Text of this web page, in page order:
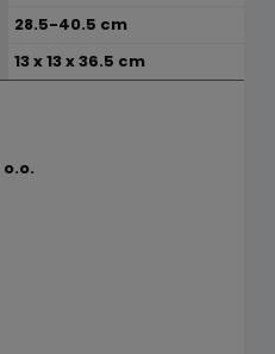
28.5-40.5 cm
13 x 13 x 36.5 cm